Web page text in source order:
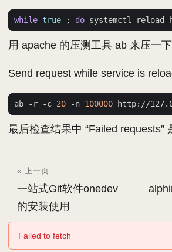
while true ; do systemctl reload
用 apache 的压测工具 ab 来压一下
Send request while service is
ab -r -c 20 -n 100000
最后检查结果中 “Failed requests”
« 上一页
一站式Git软件onedev
的安装使用